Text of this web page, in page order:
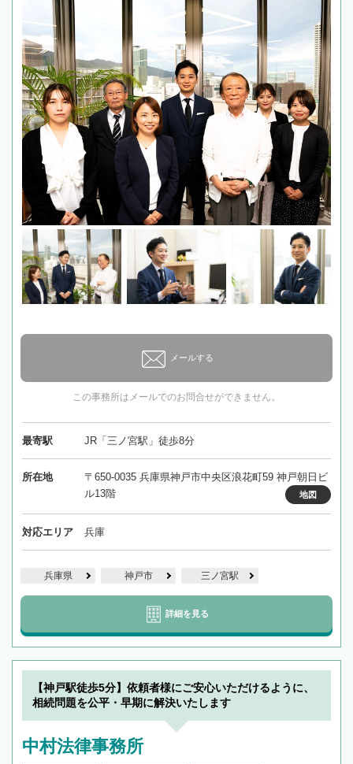
メールする
この事務所はメールでのお問合せができません。
最寄駅 JR「三ノ宮駅」徒歩8分
所在地
〒650-0035 兵庫県神戸市中央区浪花町59 神戸朝日ビ
ル13階
地図
対応エリア 兵庫
兵庫県 神戸市 三ノ宮駅
詳細を見る
【神戸駅徒歩5分】依頼者様にご安心いただけるように、
相続問題を公平・早期に解決いたします
中村法律事務所